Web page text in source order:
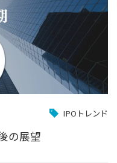
IPOトレンド
の展望